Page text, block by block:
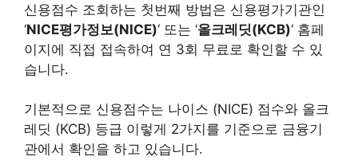
신용점수 조회하는 첫번째 방법은 신용평가기관인
‘NICE평가정보(NICE)‘ 또는 ‘올크레딧(KCB)‘ 홈페
이지에 직접 접속하여 연 3회 무료로 확인할 수 있
습니다.
기본적으로 신용점수는 나이스 (NICE) 점수와 올크
레딧 (KCB) 등급 이렇게 2가지를 기준으로 금융기
관에서 확인을 하고 있습니다.